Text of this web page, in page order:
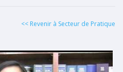
<< Revenir à Secteur de Pratique